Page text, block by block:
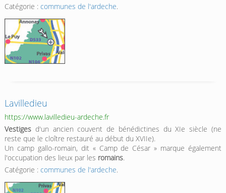
Catégorie : communes de l'ardeche.
Lavilledieu
https://www.lavilledieu-ardeche.fr
Vestigesd'un ancien couvent de bénédictines du XIe siècle (ne
reste que le cloître restauré au début du XVIIe).
Un camp gallo-romain, dit « Camp de César » marque également
l'occupation des lieux par les romains.
Catégorie : communes de l'ardeche.